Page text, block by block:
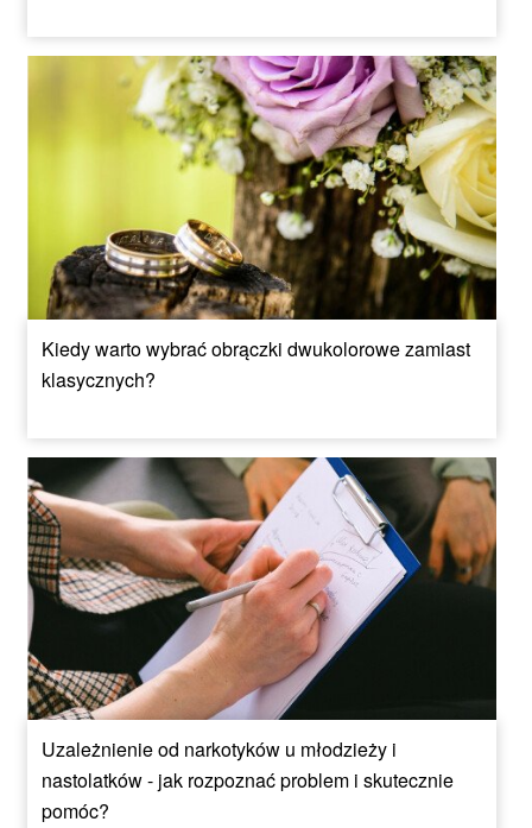
Kiedy warto wybrać obrączki dwukolorowe zamiast
klasycznych?
Uzależnienie od narkotyków u młodzieży i
nastolatków - jak rozpoznać problem i skutecznie
pomóc?